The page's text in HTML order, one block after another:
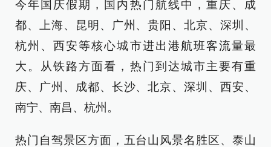
今年国庆假期，国内热门航线中，重庆、成
都、上海、昆明、广州、贵阳、北京、深圳、
杭州、西安等核心城市进出港航班客流量最
大。从铁路方面看，热门到达城市主要有重
庆、广州、成都、长沙、北京、深圳、西安、
南宁、南昌、杭州。
热门自驾景区方面，五台山风景名胜区、泰山